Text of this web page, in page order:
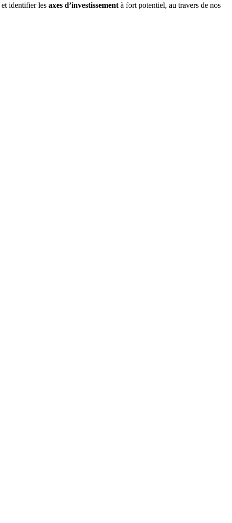
et identifier les axes d’investissement à fort potentiel, au travers de nos